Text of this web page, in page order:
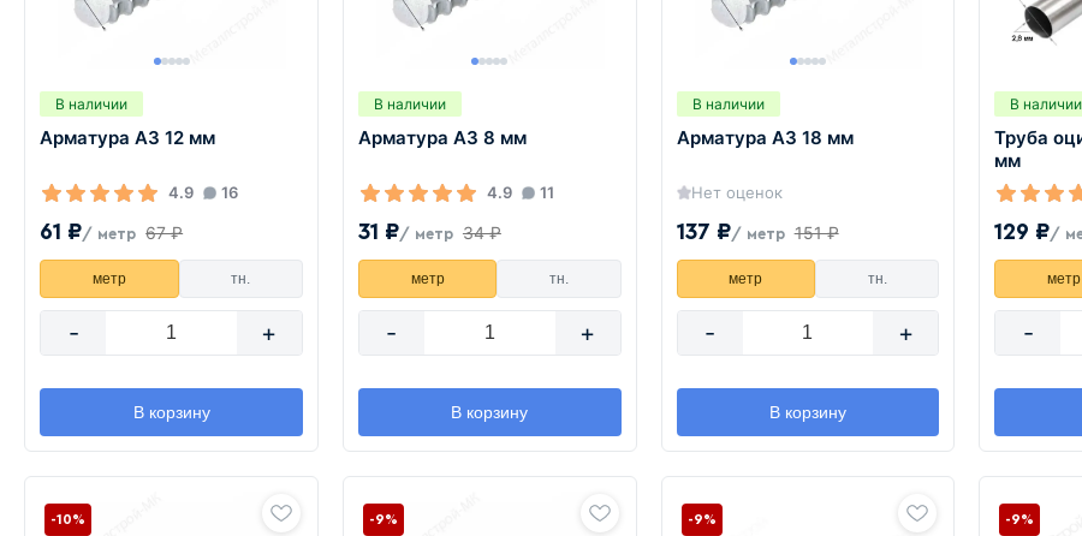
В наличии
Арматура А3 12 мм
4.9 16
61 ₽/ метр 67 ₽
метр тн.
- +
В корзину
В наличии
Арматура А3 8 мм
4.9 11
31 ₽/ метр 34 ₽
метр тн.
- +
В корзину
В наличии
Арматура А3 18 мм
Нет оценок
137 ₽/ метр 151 ₽
метр тн.
- +
В корзину
В наличии
Труба
мм
129 ₽/
метр
-
-10% -9% -9% -9%